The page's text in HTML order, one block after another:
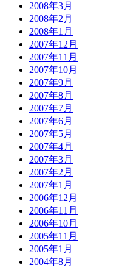
2008年3月
2008年2月
2008年1月
2007年12月
2007年11月
2007年10月
2007年9月
2007年8月
2007年7月
2007年6月
2007年5月
2007年4月
2007年3月
2007年2月
2007年1月
2006年12月
2006年11月
2006年10月
2005年11月
2005年1月
2004年8月